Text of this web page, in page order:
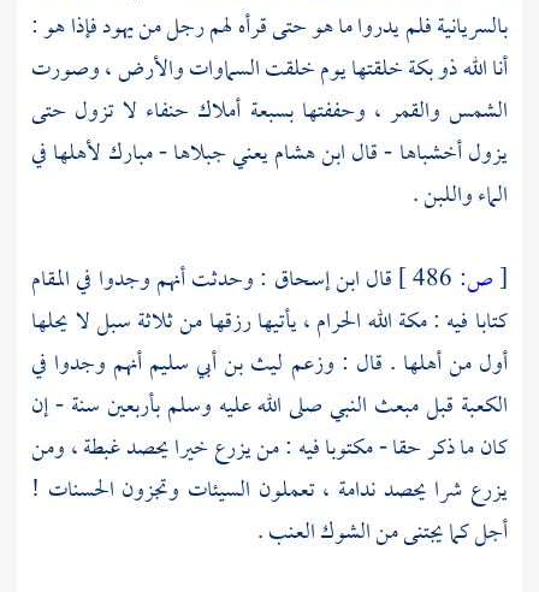
بالسريانية فلم يدروا ما هو حتى قرأه لهم رجل من يهود فإذا هو :
أنا الله ذو بكة خلقتها يوم خلقت السماوات والأرض ، وصورت
الشمس والقمر ، وحففتها بسبعة أملاك حنفاء لا تزول حتى
يزول أخشباها - قالابن هشاميعني جبلاها - مبارك لأهلها في
الماء واللبن .
[ص: قالابن إسحاق : وحدثت أنهم وجدوا في المقام
كتابا فيه :مكةالله الحرام ، يأتيها رزقها من ثلاثة سبل لا يحلها
أول من أهلها . قال : وزعم ليث بن أبي سليمأنهم وجدوا في
الكعبة قبل مبعث النبي صلى الله عليه وسلم بأربعين سنة - إن
كان ما ذكر حقا - مكتوبا فيه : من يزرع خيرا يحصد غبطة ، ومن
يزرع شرا يحصد ندامة ، تعملون السيئات وتجزون الحسنات !
أجل كما يجتنى من الشوك العنب .